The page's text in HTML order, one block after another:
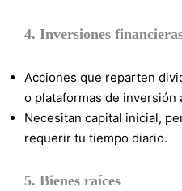
4. Inversiones
Acciones que reparten
o plataformas de inversión
Necesitan capital inicial,
requerir tu tiempo diario.
5. Bienes raíces